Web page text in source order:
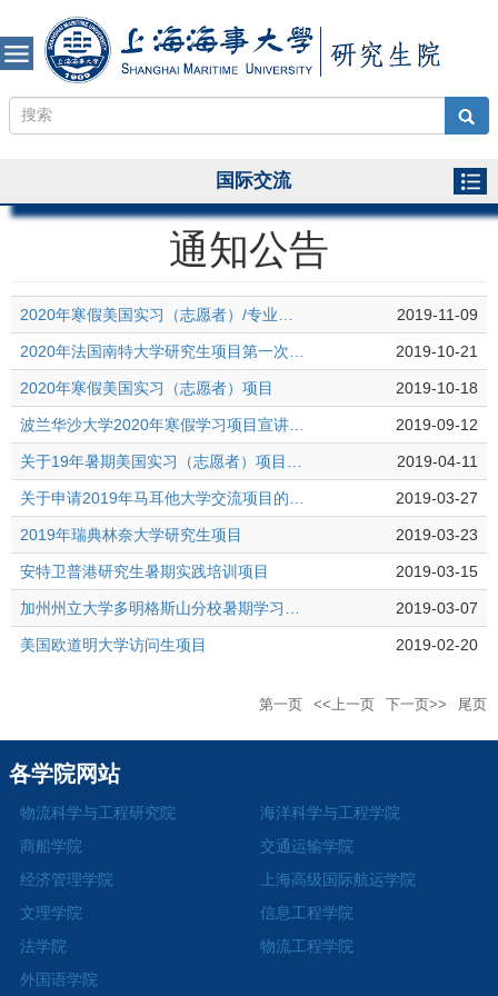
国际交流
通知公告
2019-11-09
2019-10-21
2020年寒假美国实习（志愿者）项目 2019-10-18
2019-09-12
2019-04-11
2019-03-27
2019年瑞典林奈大学研究生项目 2019-03-23
安特卫普港研究生暑期实践培训项目 2019-03-15
2019-03-07
美国欧道明大学访问生项目 2019-02-20
第一页 <<上一页 下一页>> 尾页
各学院网站
物流科学与工程研究院
海洋科学与工程学院
商船学院
交通运输学院
经济管理学院
上海高级国际航运学院
文理学院
信息工程学院
法学院
物流工程学院
外国语学院